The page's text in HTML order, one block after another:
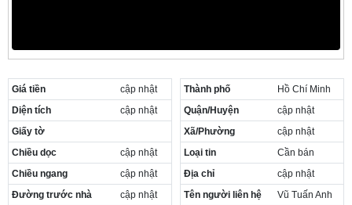
Giá tiền
cập nhật
Diện tích
cập nhật
Giấy tờ
Chiều dọc
cập nhật
Chiều ngang
cập nhật
Đường trước nhà
cập nhật
Thành phố
Hồ Chí Minh
Quận/Huyện
cập nhật
Xã/Phường
cập nhật
Loại tin
Cần bán
Địa chỉ
cập nhật
Tên người liên hệ
Vũ Tuấn Anh